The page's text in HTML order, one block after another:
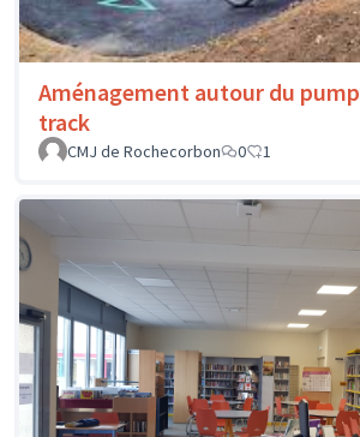
Aménagement autour du pump
track
CMJ de Rochecorbon
0 1